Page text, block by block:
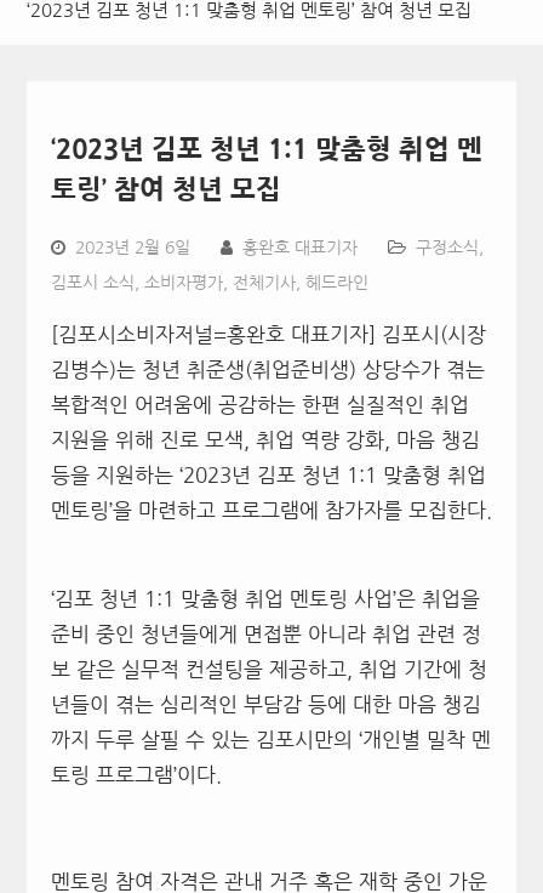
‘2023년 김포 청년 1:1 맞춤형 취업 멘토링’ 참여 청년 모집
‘2023년 김포 청년 1:1 맞춤형 취업 멘
토링’ 참여 청년 모집
2023년 2월 6일 홍완호 대표기자 구정소식
김포시 소식 소비자평가, 전체기사, 헤드라인
[김포시소비자저널=홍완호 대표기자] 김포시(시장
김병수)는 청년 취준생(취업준비생) 상당수가 겪는
복합적인 어려움에 공감하는 한편 실질적인 취업
지원을 위해 진로 모색, 취업 역량 강화, 마음 챙김
등을 지원하는 ‘2023년 김포 청년 1:1 맞춤형 취업
멘토링’을 마련하고 프로그램에 참가자를 모집한다.
‘김포 청년 1:1 맞춤형 취업 멘토링 사업’은 취업을
준비 중인 청년들에게 면접뿐 아니라 취업 관련 정
보 같은 실무적 컨설팅을 제공하고, 취업 기간에 청
년들이 겪는 심리적인 부담감 등에 대한 마음 챙김
까지 두루 살필 수 있는 김포시만의 ‘개인별 밀착 멘
토링 프로그램’이다.
멘토링 참여 자격은 관내 거주 혹은 재학 중인 가운